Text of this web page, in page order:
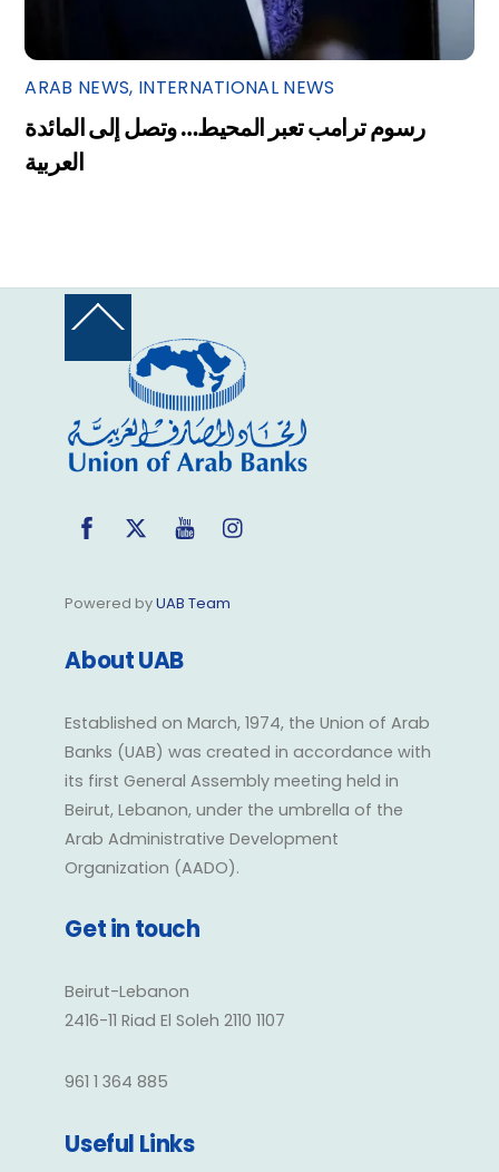
ARAB NEWS, INTERNATIONAL NEWS
رسوم ترامب تعبر المحيط… وتصل إلى المائدة
العربية
Back
Top
Facebook
Twitter YouTube
Powered byUAB Team
About UAB
Established on March, 1974, the Union of Arab
Banks (UAB) was created in accordance with
its first General Assembly meeting held in
Beirut, Lebanon, under the umbrella of the
Arab Administrative Development
Organization (AADO).
Get in touch
Beirut-Lebanon
2416-11 Riad El Soleh 2110 1107
961 1 364 885
Useful Links